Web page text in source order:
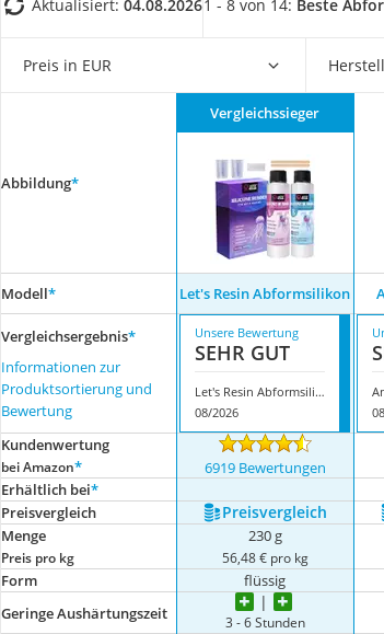
Aktualisiert: 04.08.20261 - 8 von 14: Beste
Preis in EUR
Abbildung*
Vergleichssieger
Modell* Let's Resin Abformsilikon
Vergleichsergebnis*
Informationen zur
Produktsortierung und
Bewertung
Unsere Bewertung
SEHR GUT
Let's Resin Abformsilikon
08/2026
Kundenwertung
bei Amazon* 6919 Bewertungen
Erhältlich bei*
Preis­vergleich
Preis­vergleich
Menge
Preis pro kg
230 g
56,48 € pro kg
Form flüssig
Geringe Aushärtungszeit
3 - 6 Stunden